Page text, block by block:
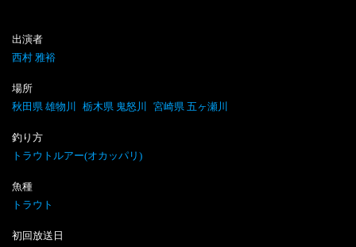
出演者
西村 雅裕
場所
秋田県 雄物川
栃木県 鬼怒川 宮崎県 五ヶ瀬川
釣り方
トラウトルアー(オカッパリ)
魚種
トラウト
初回放送日